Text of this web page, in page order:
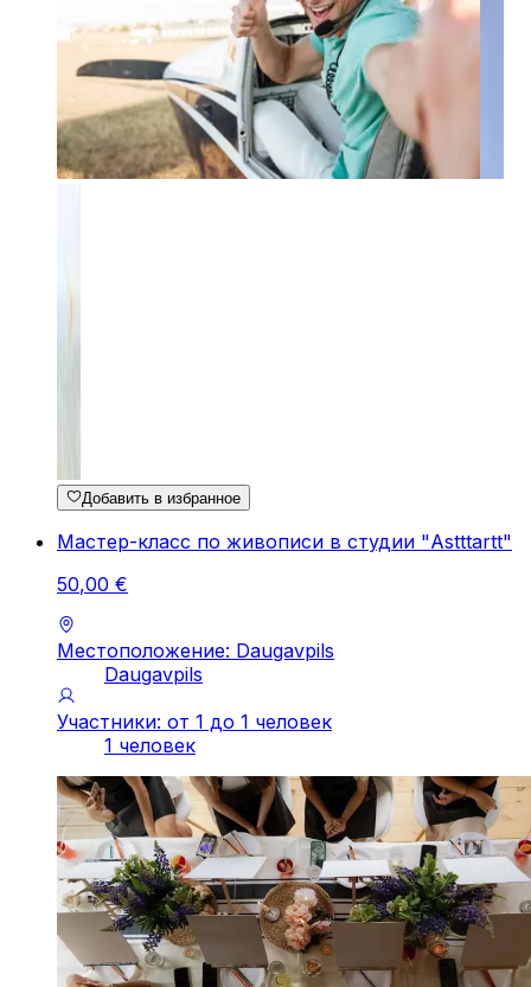
Добавить в избранное
Мастер-класс по живописи в студии "Astttartt"
50,00 €
Местоположение: Daugavpils
Daugavpils
Участники: от 1 до 1 человек
1 человек